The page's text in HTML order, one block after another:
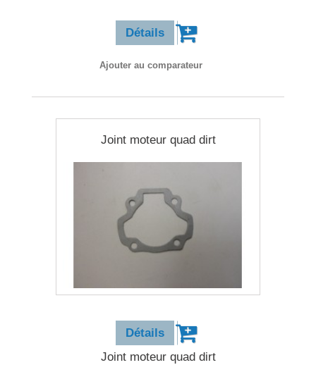
Détails
Ajouter au comparateur
Joint moteur quad dirt
Détails
Joint moteur quad dirt